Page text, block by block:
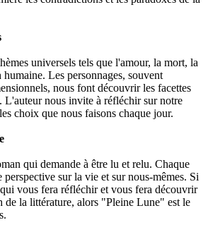
universels tels que l'amour, la mort, la
Les personnages, souvent
nous font découvrir les facettes
L'auteur nous invite à réfléchir sur notre
choix que nous faisons chaque jour.
qui demande à être lu et relu. Chaque
sur la vie et sur nous-mêmes. Si
vous fera réfléchir et vous fera découvrir
de la littérature, alors "Pleine Lune" est le